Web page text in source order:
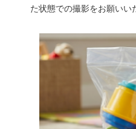
た状態での撮影をお願いい